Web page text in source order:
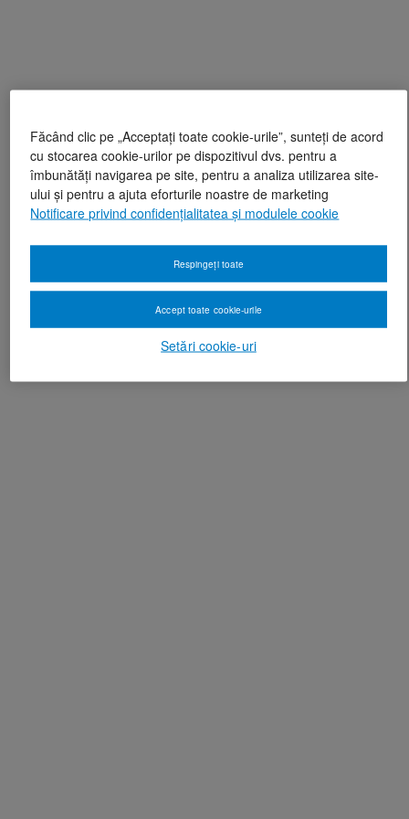
Făcând clic pe „Acceptați toate cookie-urile”, sunteți de acord
cu stocarea cookie-urilor pe dispozitivul dvs. pentru a
îmbunătăți navigarea pe site, pentru a analiza utilizarea site-
ului și pentru a ajuta eforturile noastre de marketing
Notificare privind confidențialitatea și modulele cookie
Setări cookie-uri
Respingeți toate
Accept toate cookie-urile